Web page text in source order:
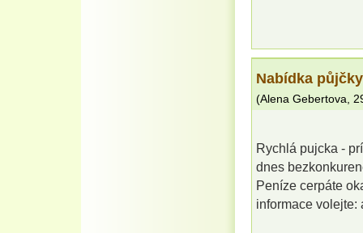
Nabídka
(Alena Gebertova,
Rychlá pujcka -
dnes
Peníze cerpáte
informace volejte: